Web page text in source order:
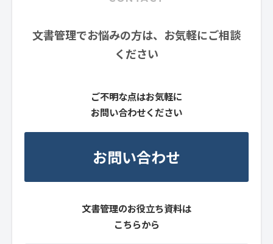
文書管理でお悩みの方は、お気軽にご相談
ください
ご不明な点はお気軽に
お問い合わせください
お問い合わせ
文書管理のお役立ち資料は
こちらから